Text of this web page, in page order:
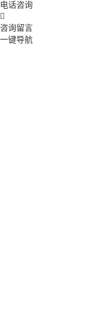
电话咨询

咨询留言
一键导航